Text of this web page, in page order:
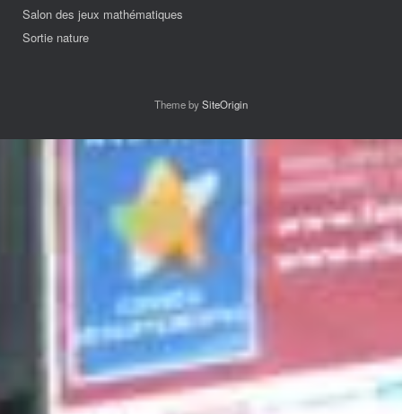
Salon des jeux mathématiques
Sortie nature
Theme bySiteOrigin